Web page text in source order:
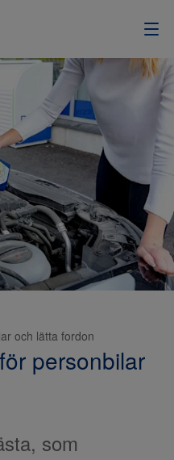
och lätta fordon
personbilar
som